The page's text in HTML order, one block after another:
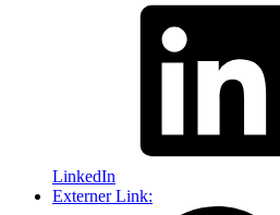
LinkedIn
Externer Link: